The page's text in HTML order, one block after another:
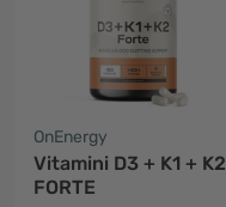
OnEnergy
Vitamini D3 + K1 + K2
FORTE